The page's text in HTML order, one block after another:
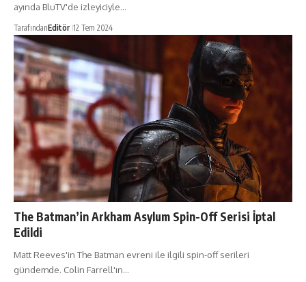
ayında BluTV'de izleyiciyle…
TarafındanEditör 12 Tem 2024
The Batman’in Arkham Asylum Spin-Off Serisi İptal
Edildi
Matt Reeves'in The Batman evreni ile ilgili spin-off serileri
gündemde. Colin Farrell'ın…